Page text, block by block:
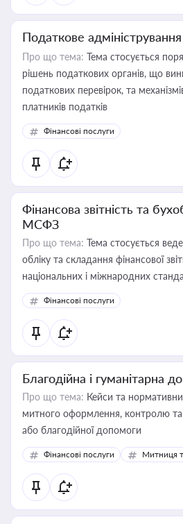
Податкове
Про що тема: Тема стосується
рішень податкових органів, що
податкових перевірок, та
платників податків
Фінансові послуги
Фінансова звітність та
МСФЗ
Про що тема: Тема стосується
обліку та складання фінансової
національних і міжнародних
Фінансові послуги
Благодійна і гуманітарна
Про що тема: Кейси та
митного оформлення, контролю та
або благодійної допомоги
Фінансові послуги Митниця